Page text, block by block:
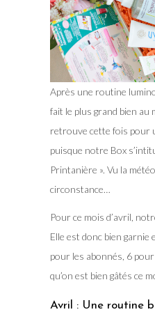
Après une routine
fait le plus grand bien au
retrouve cette fois pour
puisque notre Box
Printanière ». Vu la
circonstance…
Pour ce mois d’avril,
Elle est donc bien
pour les abonnés, 6
qu’on est bien gâtés ce
Avril : Une routine